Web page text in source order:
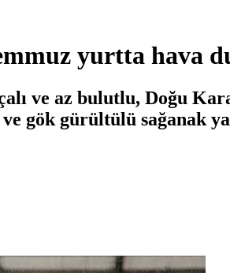
yurtta hava
ve az bulutlu, Doğu
gök gürültülü sağanak